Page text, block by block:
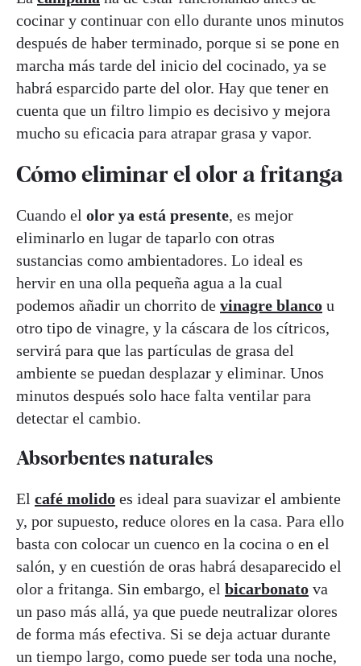
cocinar y continuar con ello durante unos minutos
después de haber terminado, porque si se pone en
marcha más tarde del inicio del cocinado, ya se
habrá esparcido parte del olor. Hay que tener en
cuenta que un filtro limpio es decisivo y mejora
mucho su eficacia para atrapar grasa y vapor.
Cómo eliminar el olor a fritanga
Cuando el olor ya está presente, es mejor
eliminarlo en lugar de taparlo con otras
sustancias como ambientadores. Lo ideal es
hervir en una olla pequeña agua a la cual
podemos añadir un chorrito de vinagre blanco u
otro tipo de vinagre, y la cáscara de los cítricos,
servirá para que las partículas de grasa del
ambiente se puedan desplazar y eliminar. Unos
minutos después solo hace falta ventilar para
detectar el cambio.
Absorbentes naturales
El café molido es ideal para suavizar el ambiente
y, por supuesto, reduce olores en la casa. Para ello
basta con colocar un cuenco en la cocina o en el
salón, y en cuestión de oras habrá desaparecido el
olor a fritanga. Sin embargo, el bicarbonato va
un paso más allá, ya que puede neutralizar olores
de forma más efectiva. Si se deja actuar durante
un tiempo largo, como puede ser toda una noche,